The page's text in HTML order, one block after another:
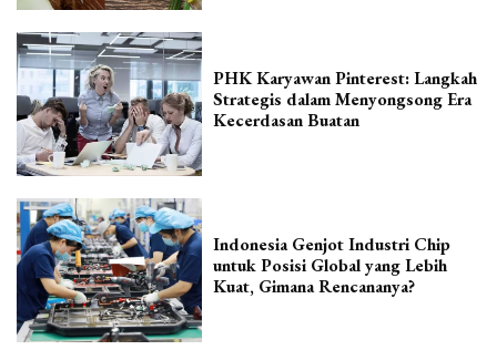
PHK Karyawan Pinterest: Langkah
Strategis dalam Menyongsong Era
Kecerdasan Buatan
Indonesia Genjot Industri Chip
untuk Posisi Global yang Lebih
Kuat, Gimana Rencananya?